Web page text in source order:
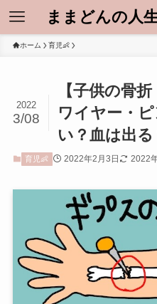
ままどんの人
ホーム 育児👶
【子供の骨
ワイヤー・
い？血は出る
2022
3/08
育児👶 2022年2月3日 2022